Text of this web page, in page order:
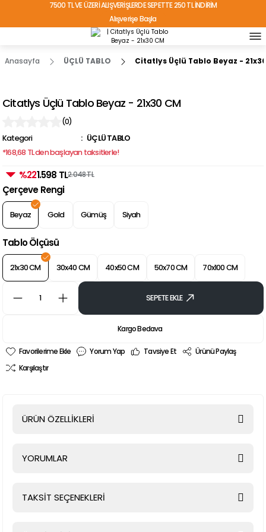
7500 TL VE ÜZERİ ALIŞVERİŞLERDE SEPETTE 250 TL İNDİRİM
Alışverişe Başla
TÜRKİYE'NİN HER YERİNE ÜCRETSİZ KARGO!
Anasayfa ÜÇLÜ TABLO Citatlys Üçlü Tablo Beyaz -
Citatlys Üçlü Tablo Beyaz - 21x30 CM
(0)
Kategori
ÜÇLÜ TABLO
*168,68 TL den başlayan taksitlerle!
%221.598 TL2.048 TL
Çerçeve Rengi
Beyaz Gold Gümüş Siyah
Tablo Ölçüsü
21x30 CM 30x40 CM 40x50 CM 50x70 CM 70x100 CM
SEPETE EKLE
Kargo Bedava
Yorum Yap Tavsiye Et
Ürünü Paylaş
Karşılaştır
ÜRÜN ÖZELLİKLERİ
YORUMLAR
TAKSİT SEÇENEKLERİ